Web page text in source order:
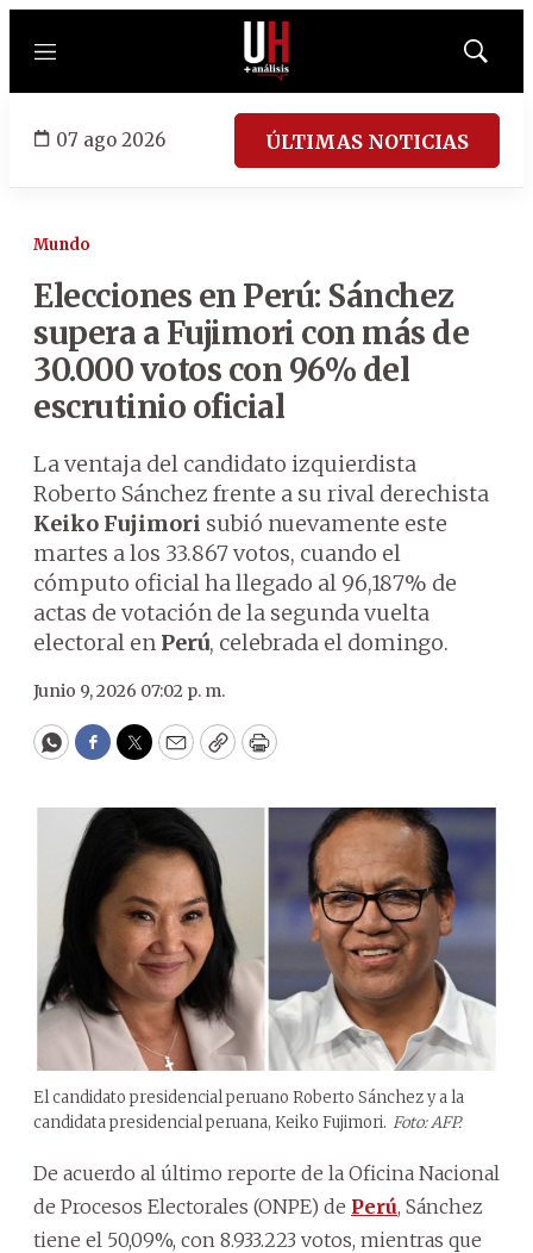
Menú
Mostrar
07 ago 2026 ÚLTIMAS NOTICIAS
Mundo
Elecciones en Perú: Sánchez
supera a Fujimori con más de
30.000 votos con 96% del
escrutinio oficial
La ventaja del candidato izquierdista
Roberto Sánchez frente a su rival derechista
Keiko Fujimori subió nuevamente este
martes a los 33.867 votos, cuando el
cómputo oficial ha llegado al 96,187% de
actas de votación de la segunda vuelta
electoral en Perú, celebrada el domingo.
Junio 9, 2026 07:02 p. m.
WhatsApp
Facebook
Twitter
EmailCopyPrint
El candidato presidencial peruano Roberto Sánchez y a la
candidata presidencial peruana, Keiko Fujimori. Foto: AFP.
De acuerdo al último reporte de la Oficina Nacional
de Procesos Electorales (ONPE) de Perú, Sánchez
tiene el 50,09%, con 8.933.223 votos, mientras que